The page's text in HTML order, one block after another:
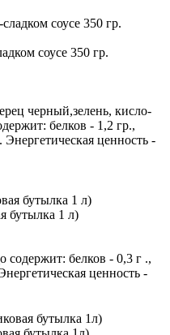
соусе 350 гр.
черный,зелень, кисло-
белков - 1,2 гр.,
ценность -
бутылка 1 л)
содержит: белков - 0,3 г .,
ценность -